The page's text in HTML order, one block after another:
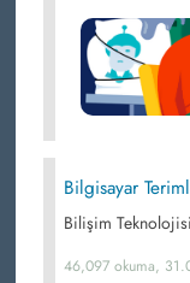
Bilgisayar
Bilişim
46,097 okuma,